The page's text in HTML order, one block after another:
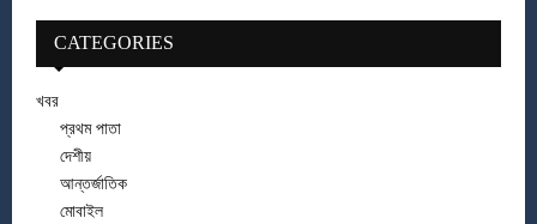
CATEGORIES
খবর
প্রথম পাতা
দেশীয়
আন্তর্জাতিক
মোবাইল